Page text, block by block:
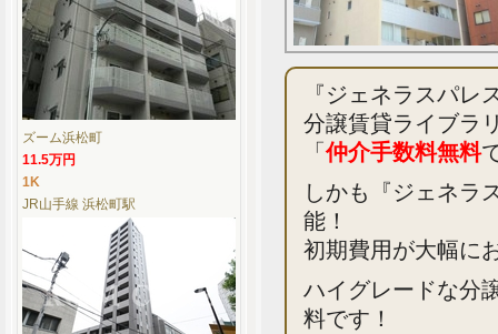
『ジェネラスパレ
分譲賃貸ライブラ
「仲介手数料無料
しかも『ジェネラ
能！
初期費用が大幅に
ハイグレードな分
料です！
ズーム浜松町
11.5万円
1K
JR山手線 浜松町駅